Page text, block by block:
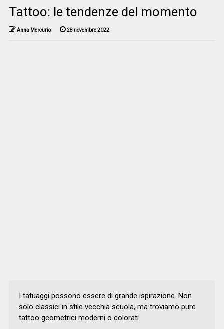
Tattoo: le tendenze del momento
Anna Mercurio 28 novembre 2022
I tatuaggi possono essere di grande ispirazione. Non
solo classici in stile vecchia scuola, ma troviamo pure
tattoo geometrici moderni o colorati.